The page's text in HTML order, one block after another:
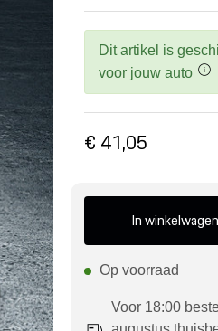
Dit artikel is
voor jouw auto
€ 41,05
In winkelwagen
Op voorraad
Voor 18:00